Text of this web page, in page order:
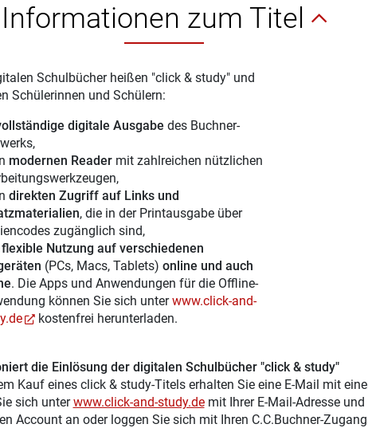
Informationen zum Titel
Schulbücher heißen "click & study" und
Schülerinnen und Schülern:
digitale Ausgabe des Buchner-
modernen Readermit zahlreichen nützlichen
direkten Zugriff auf Links und
, die in der Printausgabe über
zugänglich sind,
flexible Nutzung auf verschiedenen
(PCs, Macs, Tablets) online und auch
. Die Apps und Anwendungen für die Offline-
können Sie sich unterwww.click-and-
kostenfrei herunterladen.
die Einlösung der digitalen Schulbücher "click & study"
Kauf eines click & study-Titels erhalten Sie eine E-Mail mit
sich unterwww.click-and-study.demit Ihrer E-Mail-Adresse
Account an oder loggen Sie sich mit Ihren C.C.Buchner-